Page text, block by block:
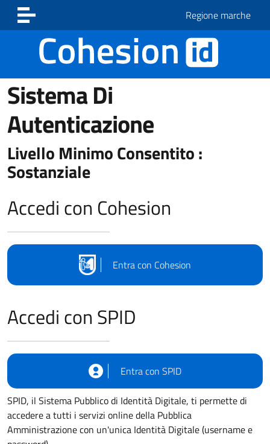
Vai ai contenuti
Vai al footer
Regione marche
Sistema Di
Autenticazione
Livello Minimo Consentito :
Sostanziale
Accedi con Cohesion
Entra con Cohesion
Accedi con SPID
Entra con SPID
SPID, il Sistema Pubblico di Identità Digitale, ti permette di
accedere a tutti i servizi online della Pubblica
Amministrazione con un'unica Identità Digitale (username e